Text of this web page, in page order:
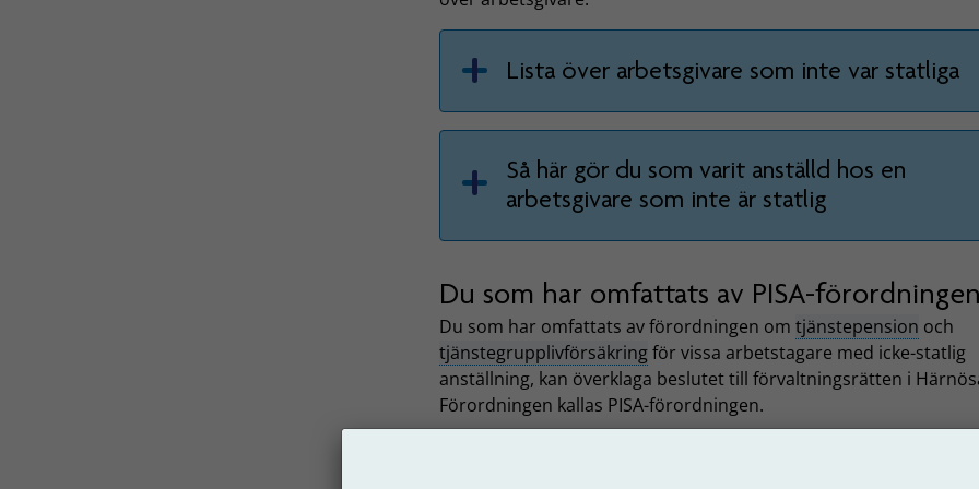
Lista över arbetsgivare som inte var statliga
Så här gör du som varit anställd hos en
arbetsgivare som inte är statlig
Du som har omfattats av PISA-förordningen
Du som har omfattats av förordningen om tjänstepension och
tjänstegrupplivförsäkringför vissa arbetstagare med icke-statlig
anställning, kan överklaga beslutet till förvaltningsrätten i
Förordningen kallas PISA-förordningen.